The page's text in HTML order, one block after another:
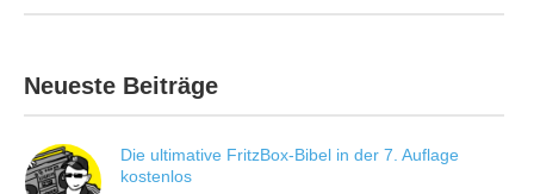
Neueste Beiträge
Die ultimative FritzBox-Bibel in der 7. Auflage
kostenlos